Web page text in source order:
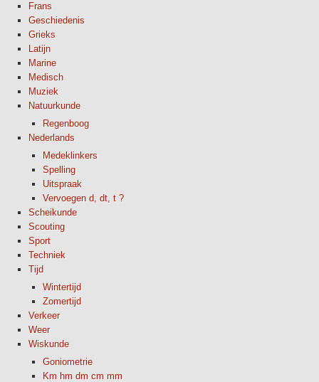
Frans
Geschiedenis
Grieks
Latijn
Marine
Medisch
Muziek
Natuurkunde
Regenboog
Nederlands
Medeklinkers
Spelling
Uitspraak
Vervoegen d, dt, t ?
Scheikunde
Scouting
Sport
Techniek
Tijd
Wintertijd
Zomertijd
Verkeer
Weer
Wiskunde
Goniometrie
Km hm dm cm mm